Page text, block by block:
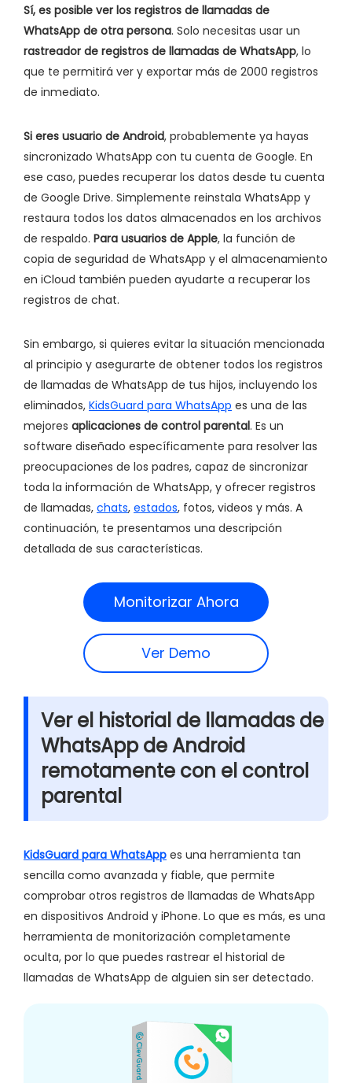
Sí, es posible ver los registros de llamadas de
WhatsApp de otra persona. Solo necesitas usar un
rastreador de registros de llamadas de WhatsApp, lo
que te permitirá ver y exportar más de 2000 registros
de inmediato.
Si eres usuario de Android, probablemente ya hayas
sincronizado WhatsApp con tu cuenta de Google. En
ese caso, puedes recuperar los datos desde tu cuenta
de Google Drive. Simplemente reinstala WhatsApp y
restaura todos los datos almacenados en los archivos
de respaldo. Para usuarios de Apple, la función de
copia de seguridad de WhatsApp y el almacenamiento
en iCloud también pueden ayudarte a recuperar los
registros de chat.
Sin embargo, si quieres evitar la situación mencionada
al principio y asegurarte de obtener todos los registros
de llamadas de WhatsApp de tus hijos, incluyendo los
eliminados, KidsGuard para WhatsApp es una de las
mejores aplicaciones de control parental. Es un
software diseñado específicamente para resolver las
preocupaciones de los padres, capaz de sincronizar
toda la información de WhatsApp, y ofrecer registros
de llamadas, chats, estados, fotos, videos y más. A
continuación, te presentamos una descripción
detallada de sus características.
Monitorizar Ahora
Ver Demo
Ver el historial de llamadas de
WhatsApp de Android
remotamente con el control
parental
KidsGuard para WhatsApp es una herramienta tan
sencilla como avanzada y fiable, que permite
comprobar otros registros de llamadas de WhatsApp
en dispositivos Android y iPhone. Lo que es más, es una
herramienta de monitorización completamente
oculta, por lo que puedes rastrear el historial de
llamadas de WhatsApp de alguien sin ser detectado.